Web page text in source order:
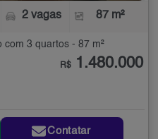
2 vagas 87 m²
com 3 quartos - 87 m²
R$ 1.480.000
Contatar